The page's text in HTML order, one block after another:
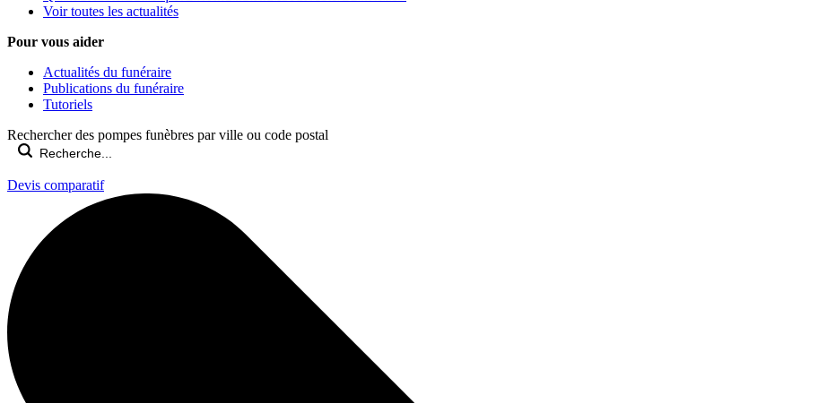
Voir toutes les actualités
Pour vous aider
Actualités du funéraire
Publications du funéraire
Tutoriels
Rechercher des pompes funèbres par ville ou code postal
Devis comparatif